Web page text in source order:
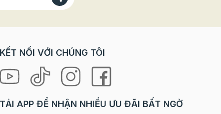
NỐI VỚI CHÚNG TÔI
APP ĐỂ NHẬN NHIỀU ƯU ĐÃI BẤT NGỜ